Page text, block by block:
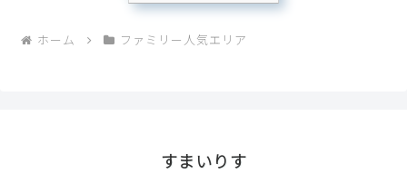
ホーム ファミリー人気エリア
すまいりす